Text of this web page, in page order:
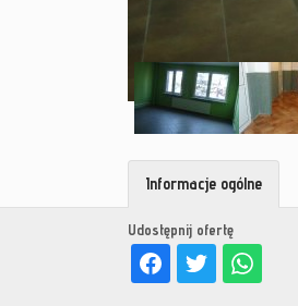
Udostępnij ofertę
Informacje ogólne